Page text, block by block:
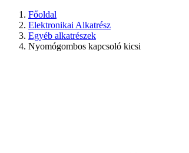
Főoldal
Elektronikai Alkatrész
Egyéb alkatrészek
Nyomógombos kapcsoló kicsi